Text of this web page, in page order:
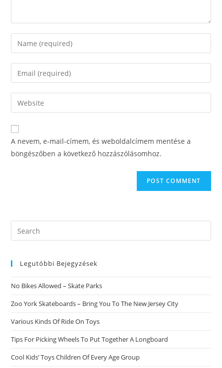
Enter
your
name
comment
Enter
your
email
address
comment
Enter
your
website
URL
A nevem, e-mail-címem, és weboldalcímem mentése a
böngészőben a következő hozzászólásomhoz.
Search
this
Legutóbbi Bejegyzések
No Bikes Allowed – Skate Parks
Zoo York Skateboards – Bring You To The New Jersey City
Various Kinds Of Ride On Toys
Tips For Picking Wheels To Put Together A Longboard
Cool Kids’ Toys Children Of Every Age Group